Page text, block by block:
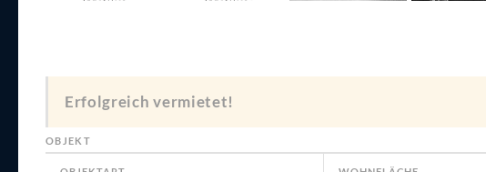
Erfolgreich vermietet!
OBJEKT